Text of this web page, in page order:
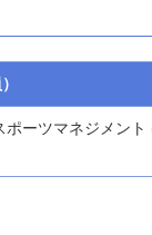
ーツマネジメント